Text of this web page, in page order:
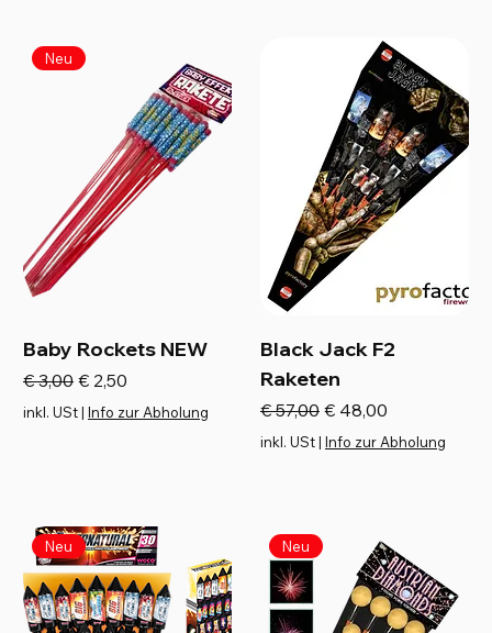
Neu
Baby Rockets NEW
Standardpreis
€ 3,00 Sale-Preis
€ 2,50
inkl. USt| Info zur Abholung
Black Jack F2
Raketen
Standardpreis
€ 57,00 Sale-Preis
€ 48,00
inkl. USt| Info zur Abholung
Neu Neu